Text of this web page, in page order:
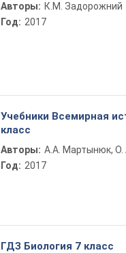
Авторы: К.М. Задорожний
Год: 2017
Учебники Всемирная
класс
Авторы: А.А. Мартынюк, О.
Год: 2017
ГДЗ Биология 7 класс